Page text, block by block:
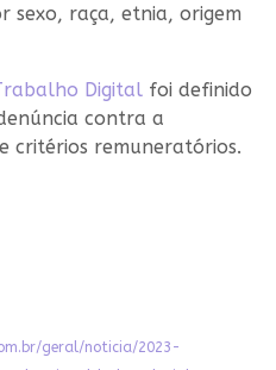
sexo, raça, etnia, origem
Digitalfoi definido
contra a
critérios remuneratórios.
geral/noticia/2023-